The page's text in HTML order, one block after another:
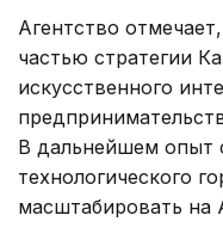
Агентство
частью стратегии
искусственного
В дальнейшем опыт
технологического
масштабировать на